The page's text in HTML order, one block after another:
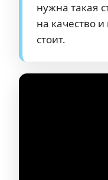
нужна такая
на качество
стоит.